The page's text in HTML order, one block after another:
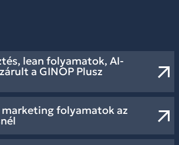
lean folyamatok, AI-
a GINOP Plusz
folyamatok az